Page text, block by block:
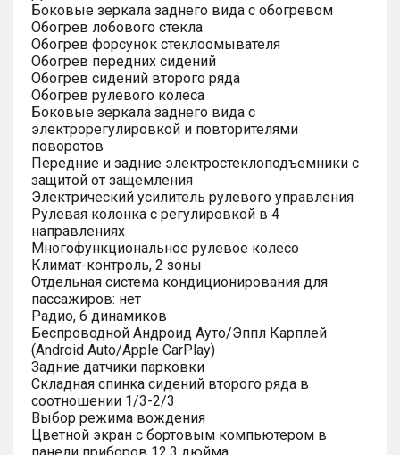
Боковые зеркала заднего вида с обогревом
Обогрев лобового стекла
Обогрев форсунок стеклоомывателя
Обогрев передних сидений
Обогрев сидений второго ряда
Обогрев рулевого колеса
Боковые зеркала заднего вида с
электрорегулировкой и повторителями
поворотов
Передние и задние электростеклоподъемники с
защитой от защемления
Электрический усилитель рулевого управления
Рулевая колонка с регулировкой в 4
направлениях
Многофункциональное рулевое колесо
Климат-контроль, 2 зоны
Отдельная система кондиционирования для
пассажиров: нет
Радио, 6 динамиков
Беспроводной Андроид Ауто/Эппл Карплей
(Android Auto/Apple CarPlay)
Задние датчики парковки
Складная спинка сидений второго ряда в
соотношении 1/3-2/3
Выбор режима вождения
Цветной экран с бортовым компьютером в
панели приборов 12.3 дюйма